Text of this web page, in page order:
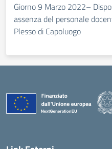
Giorno 9 Marzo 2022–
assenza del personale
Plesso di Capoluogo